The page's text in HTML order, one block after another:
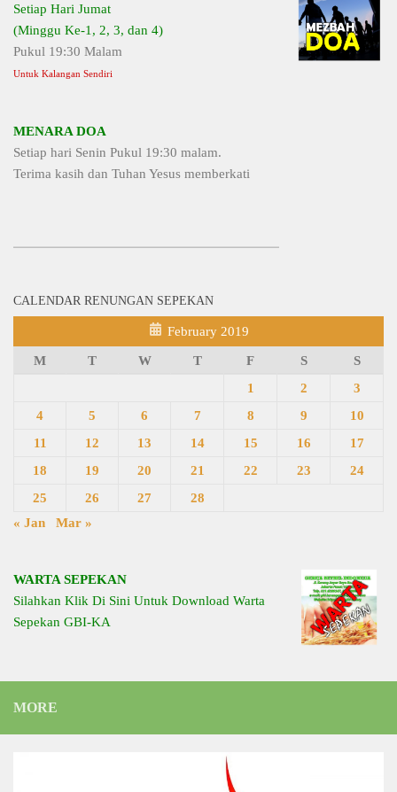
Setiap Hari Jumat
(Minggu Ke-1, 2, 3, dan 4)
Pukul 19:30 Malam
Untuk Kalangan Sendiri
MENARA DOA
Setiap hari Senin Pukul 19:30 malam.
Terima kasih dan Tuhan Yesus memberkati
CALENDAR RENUNGAN SEPEKAN
February 2019
M T W T F S
S
1
2
3
4
5 6 7 8 9
10
11
12 13 14 15 16
17
18
19 20 21 22 23
24
25
26 27
28
« Jan
Mar »
WARTA SEPEKAN
Silahkan Klik Di Sini Untuk Download Warta
Sepekan GBI-KA
MORE